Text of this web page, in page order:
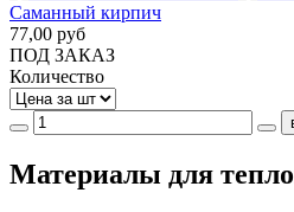
Саманный кирпич
77,00 руб
ПОД ЗАКАЗ
Количество
Материалы для